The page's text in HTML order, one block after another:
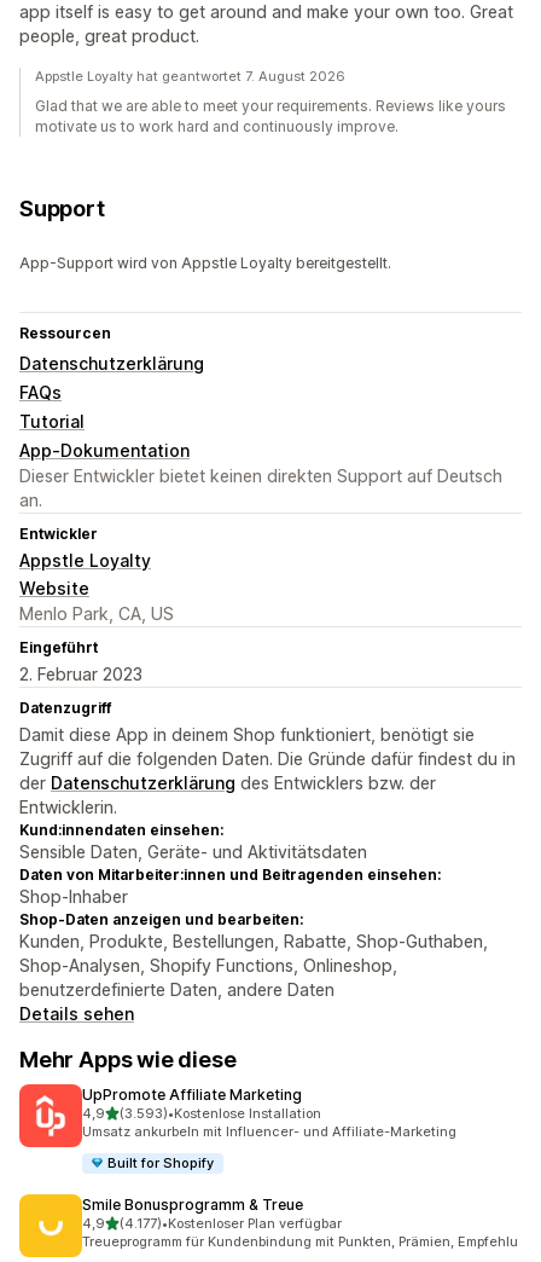
app itself is easy to get around and make your own too. Great
people, great product.
Appstle Loyalty hat geantwortet 7. August 2026
Glad that we are able to meet your requirements. Reviews like yours
motivate us to work hard and continuously improve.
Support
App-Support wird von Appstle Loyalty bereitgestellt.
Ressourcen
Datenschutzerklärung
FAQs
Tutorial
App-Dokumentation
Dieser Entwickler bietet keinen direkten Support auf Deutsch
an.
Entwickler
Appstle Loyalty
Website
Menlo Park, CA, US
Eingeführt
2. Februar 2023
Datenzugriff
Damit diese App in deinem Shop funktioniert, benötigt sie
Zugriff auf die folgenden Daten. Die Gründe dafür findest du in
der Datenschutzerklärung des Entwicklers bzw. der
Entwicklerin.
Kund:innendaten einsehen:
Sensible Daten, Geräte- und Aktivitätsdaten
Daten von Mitarbeiter:innen und Beitragenden einsehen:
Shop-Inhaber
Shop-Daten anzeigen und bearbeiten:
Kunden, Produkte, Bestellungen, Rabatte, Shop-Guthaben,
Shop-Analysen, Shopify Functions, Onlineshop,
benutzerdefinierte Daten, andere Daten
Details sehen
Mehr Apps wie diese
UpPromote Affiliate Marketing
4,9von 5 Sternen
(3.593)
3593 Rezensionen insgesamt
•Kostenlose Installation
Umsatz ankurbeln mit Influencer- und Affiliate-Marketing
Built for Shopify
Smile Bonusprogramm & Treue
4,9von 5 Sternen
(4.177)
4177 Rezensionen insgesamt
•Kostenloser Plan verfügbar
Treueprogramm für Kundenbindung mit Punkten, Prämien, Empfehlu